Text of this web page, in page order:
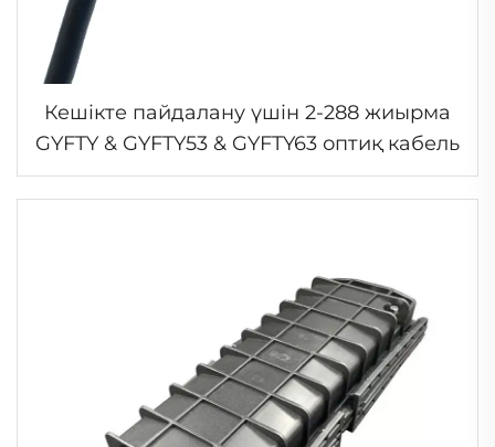
Кешікте пайдалану үшін 2-288 жиырма
GYFTY & GYFTY53 & GYFTY63 оптиқ кабель